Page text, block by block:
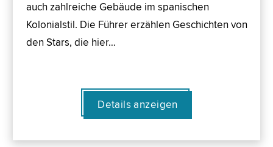
auch zahlreiche Gebäude im spanischen
Kolonialstil. Die Führer erzählen Geschichten von
den Stars, die hier…
Details anzeigen